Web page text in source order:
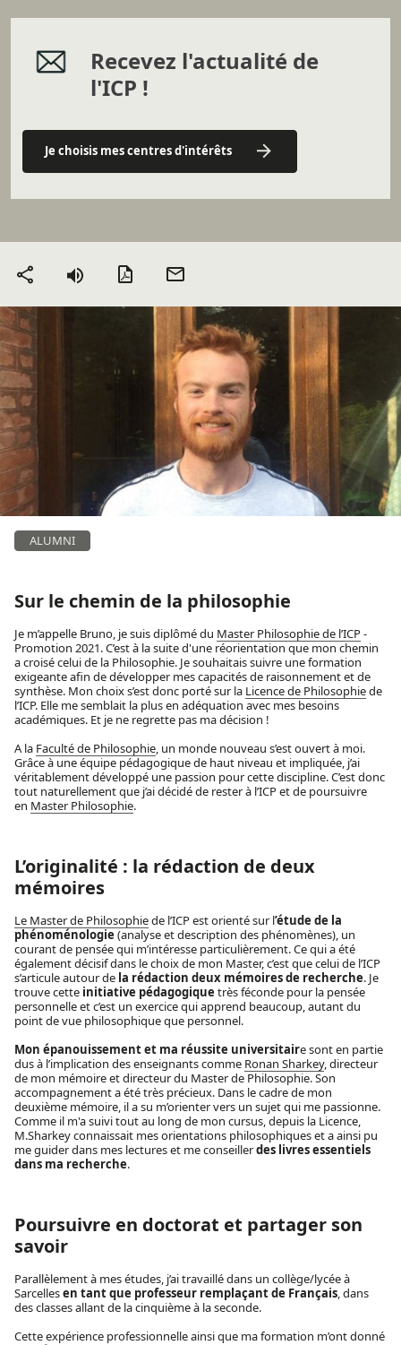
Recevez l'actualité de
l'ICP !
Je choisis mes centres d'intérêts
Partager Version PDF
ALUMNI
Sur le chemin de la philosophie
Je m’appelle Bruno, je suis diplômé du Master Philosophie de l’ICP-
Promotion 2021. C’est à la suite d'une réorientation que mon chemin
a croisé celui de la Philosophie. Je souhaitais suivre une formation
exigeante afin de développer mes capacités de raisonnement et de
synthèse. Mon choix s’est donc porté sur la Licence de Philosophiede
l’ICP. Elle me semblait la plus en adéquation avec mes besoins
académiques. Et je ne regrette pas ma décision !
A la Faculté de Philosophie, un monde nouveau s’est ouvert à moi.
Grâce à une équipe pédagogique de haut niveau et impliquée, j’ai
véritablement développé une passion pour cette discipline. C’est donc
tout naturellement que j’ai décidé de rester à l’ICP et de poursuivre
en Master Philosophie.
L’originalité : la rédaction de deux
mémoires
Le Master de Philosophiede l’ICP est orienté sur l’étude de la
phénoménologie (analyse et description des phénomènes), un
courant de pensée qui m’intéresse particulièrement. Ce qui a été
également décisif dans le choix de mon Master, c’est que celui de l’ICP
s’articule autour de la rédaction deux mémoires de recherche. Je
trouve cette initiative pédagogique très féconde pour la pensée
personnelle et c’est un exercice qui apprend beaucoup, autant du
point de vue philosophique que personnel.
Mon épanouissement et ma réussite universitaire sont en partie
dus à l’implication des enseignants comme Ronan Sharkey, directeur
de mon mémoire et directeur du Master de Philosophie. Son
accompagnement a été très précieux. Dans le cadre de mon
deuxième mémoire, il a su m’orienter vers un sujet qui me passionne.
Comme il m'a suivi tout au long de mon cursus, depuis la Licence,
M.Sharkey connaissait mes orientations philosophiques et a ainsi pu
me guider dans mes lectures et me conseillerdes livres essentiels
dans ma recherche.
Poursuivre en doctorat et partager son
savoir
Parallèlement à mes études, j’ai travaillé dans un collège/lycée à
Sarcellesen tant que professeur remplaçant de Français, dans
des classes allant de la cinquième à la seconde.
Cette expérience professionnelle ainsi que ma formation m’ont donné